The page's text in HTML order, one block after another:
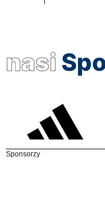
nasi
Sponsorzy